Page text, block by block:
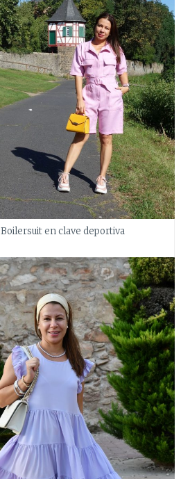
Boilersuit en clave deportiva